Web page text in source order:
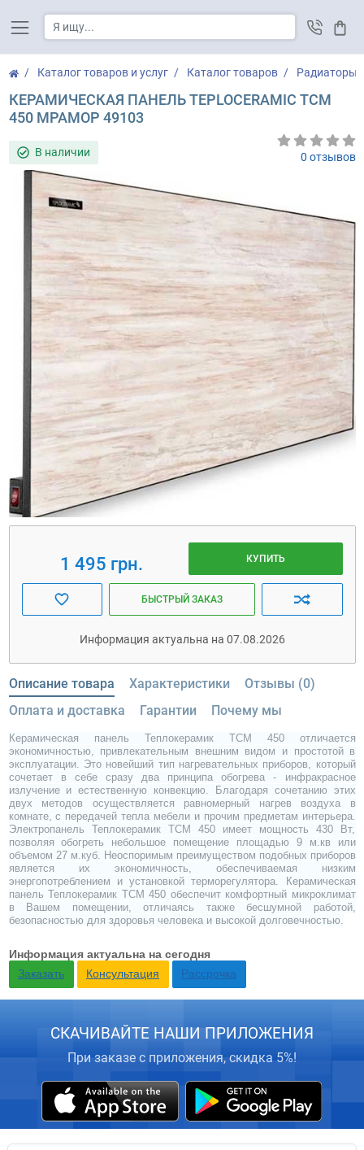
Каталог товаров и услуг Каталог товаров Радиаторы
КЕРАМИЧЕСКАЯ ПАНЕЛЬ TEPLOCERAMIC ТСМ
450 МРАМОР 49103
В наличии 0 отзывов
1 495 грн. КУПИТЬ
БЫСТРЫЙ ЗАКАЗ
Информация актуальна на 07.08.2026
Описание товара Характеристики
Отзывы (0)
Оплата и доставка
Гарантии Почему мы
Керамическая панель Теплокерамик ТСМ 450 отличается
экономичностью, привлекательным внешним видом и простотой в
эксплуатации. Это новейший тип нагревательных приборов, который
сочетает в себе сразу два принципа обогрева - инфракрасное
излучение и естественную конвекцию. Благодаря сочетанию этих
двух методов осуществляется равномерный нагрев воздуха в
комнате, с передачей тепла мебели и прочим предметам интерьера.
Электропанель Теплокерамик ТСМ 450 имеет мощность 430 Вт,
позволяя обогреть небольшое помещение площадью 9 м.кв или
объемом 27 м.куб. Неоспоримым преимуществом подобных приборов
является их экономичность, обеспечиваемая низким
энергопотреблением и установкой терморегулятора. Керамическая
панель Теплокерамик ТСМ 450 обеспечит комфортный микроклимат
в Вашем помещении, отличаясь также бесшумной работой,
безопасностью для здоровья человека и высокой долговечностью.
Информация актуальна на сегодня
Заказать
Консультация Рассрочка
СКАЧИВАЙТЕ НАШИ ПРИЛОЖЕНИЯ
При заказе с приложения, скидка 5%!